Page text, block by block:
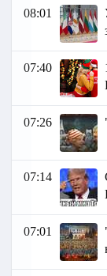
08:01
07:40
07:26
07:14
07:01